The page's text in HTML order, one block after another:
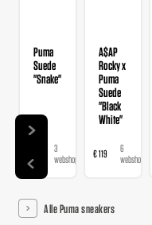
Puma
Suede
"Snake"
3
webshops
A$AP
Rocky x
Puma
Suede
"Black
White"
€ 119
6
webshops
Alle Puma sneakers